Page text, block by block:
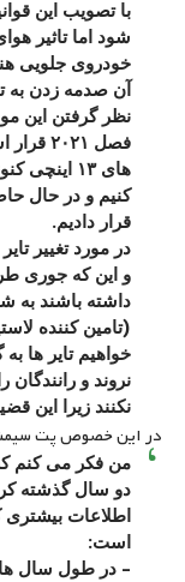
با تصویب این
شود اما تاثیر
خودروی جلویی
آن صدمه زدن به
نظر گرفتن این
های ۱۳
کنیم و در حال
قرار دادیم.
در مورد تغییر
و این که جوری
داشته باشند به
(تامین کننده
خواهیم تایر ها
نروند و
نکنند زیرا این
در این خصوص پت
من فکر می کنم
دو سال گذشته
اطلاعات
است:
– در طول سال